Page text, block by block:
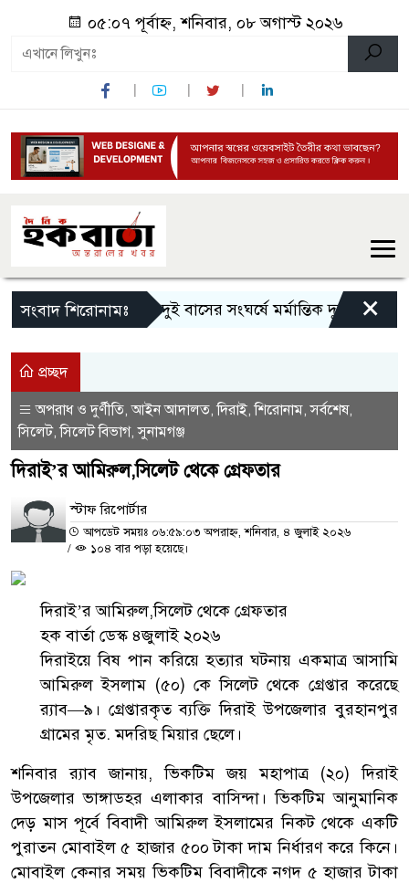
০৫:০৭ পূর্বাহ্ন, শনিবার, ০৮ অগাস্ট ২০২৬
সংবাদ শিরোনামঃসিলেটে দুই বাসের সংঘর্ষে মর্মান্তিক দুর্ঘটনা,
×
প্রচ্ছদ
অপরাধ ও দুর্ণীতি,আইন আদালত,দিরাই,শিরোনাম,সর্বশেষ,
সিলেট,সিলেট বিভাগ,সুনামগঞ্জ
দিরাই’র আমিরুল,সিলেট থেকে গ্রেফতার
স্টাফ রিপোর্টার
আপডেট সময়ঃ ০৬:৫৯:০৩ অপরাহ্ন, শনিবার, ৪ জুলাই ২০২৬
/
১০৪ বার পড়া হয়েছে।
দিরাই’র আমিরুল,সিলেট থেকে গ্রেফতার
হক বার্তা ডেস্ক ৪জুলাই ২০২৬
দিরাইয়ে বিষ পান করিয়ে হত্যার ঘটনায় একমাত্র আসামি
আমিরুল ইসলাম (৫০) কে সিলেট থেকে গ্রেপ্তার করেছে
র‌্যাব—৯। গ্রেপ্তারকৃত ব্যক্তি দিরাই উপজেলার বুরহানপুর
গ্রামের মৃত. মদরিছ মিয়ার ছেলে।
শনিবার র‌্যাব জানায়, ভিকটিম জয় মহাপাত্র (২০) দিরাই
উপজেলার ভাঙ্গাডহর এলাকার বাসিন্দা। ভিকটিম আনুমানিক
দেড় মাস পূর্বে বিবাদী আমিরুল ইসলামের নিকট থেকে একটি
পুরাতন মোবাইল ৫ হাজার ৫০০ টাকা দাম নির্ধারণ করে কিনে।
মোবাইল কেনার সময় ভিকটিম বিবাদীকে নগদ ৫ হাজার টাকা